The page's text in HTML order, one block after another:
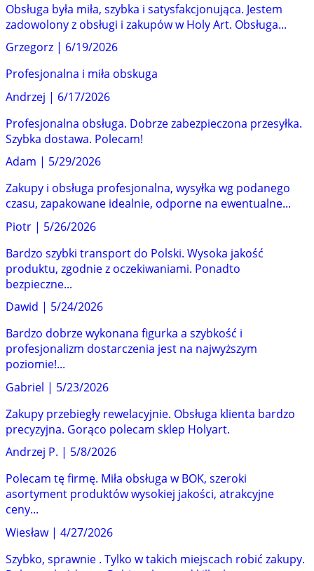
Obsługa była miła, szybka i satysfakcjonująca. Jestem
zadowolony z obsługi i zakupów w Holy Art. Obsługa...
Grzegorz | 6/19/2026
Profesjonalna i miła obskuga
Andrzej | 6/17/2026
Profesjonalna obsługa. Dobrze zabezpieczona przesyłka.
Szybka dostawa. Polecam!
Adam | 5/29/2026
Zakupy i obsługa profesjonalna, wysyłka wg podanego
czasu, zapakowane idealnie, odporne na ewentualne...
Piotr | 5/26/2026
Bardzo szybki transport do Polski. Wysoka jakość
produktu, zgodnie z oczekiwaniami. Ponadto
bezpieczne...
Dawid | 5/24/2026
Bardzo dobrze wykonana figurka a szybkość i
profesjonalizm dostarczenia jest na najwyższym
poziomie!...
Gabriel | 5/23/2026
Zakupy przebiegły rewelacyjnie. Obsługa klienta bardzo
precyzyjna. Gorąco polecam sklep Holyart.
Andrzej P. | 5/8/2026
Polecam tę firmę. Miła obsługa w BOK, szeroki
asortyment produktów wysokiej jakości, atrakcyjne
ceny...
Wiesław| 4/27/2026
Szybko, sprawnie . Tylko w takich miejscach robić zakupy.